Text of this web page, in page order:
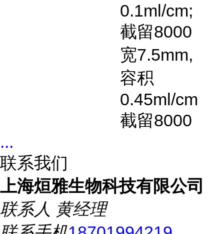
0.1ml/cm;
截留8000
宽7.5mm,
容积
0.45ml/cm
截留8000
...
联系我们
上海烜雅生物科技有限公司
联系人 黄经理